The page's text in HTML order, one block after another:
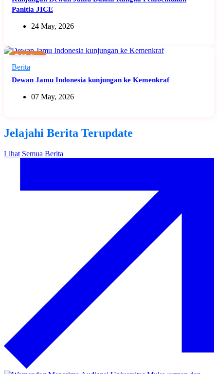
Panitia JICE
24 May, 2026
🟠 Medium
Berita
Dewan Jamu Indonesia kunjungan ke Kemenkraf
07 May, 2026
Jelajahi Berita Terupdate
Lihat Semua Berita